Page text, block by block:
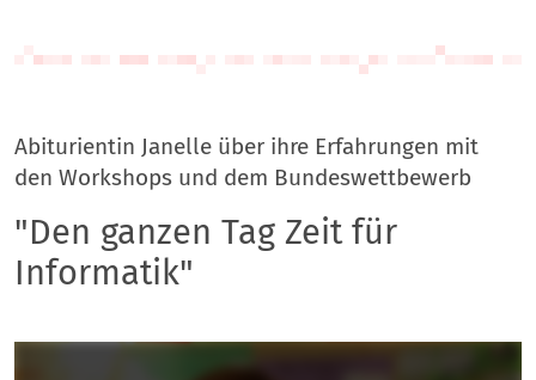
Abiturientin Janelle über ihre Erfahrungen mit
den Workshops und dem Bundeswettbewerb
"Den ganzen Tag Zeit für
Informatik"